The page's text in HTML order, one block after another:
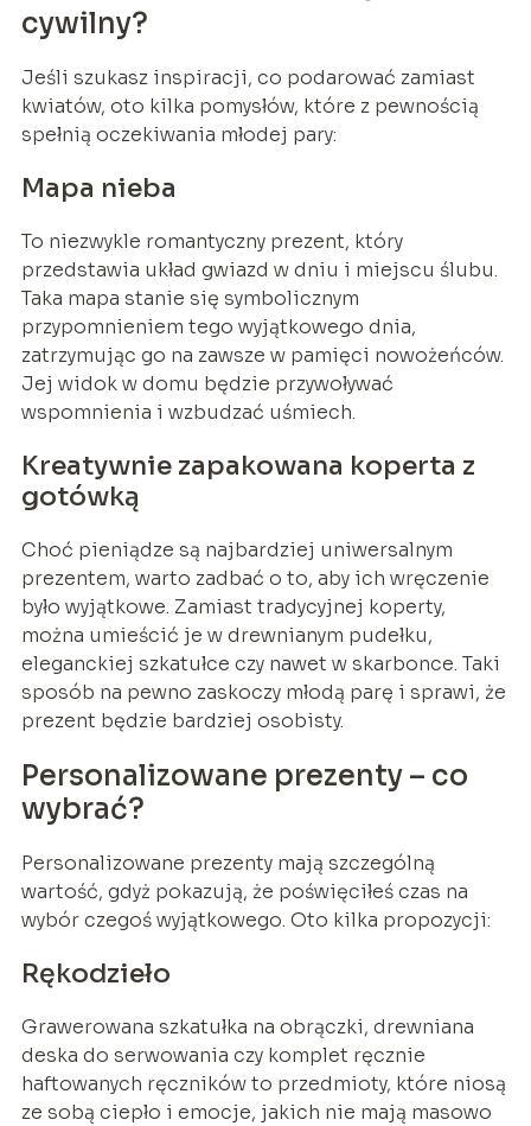
cywilny?
Jeśli szukasz inspiracji, co podarować zamiast
kwiatów, oto kilka pomysłów, które z pewnością
spełnią oczekiwania młodej pary:
Mapa nieba
To niezwykle romantyczny prezent, który
przedstawia układ gwiazd w dniu i miejscu ślubu.
Taka mapa stanie się symbolicznym
przypomnieniem tego wyjątkowego dnia,
zatrzymując go na zawsze w pamięci nowożeńców.
Jej widok w domu będzie przywoływać
wspomnienia i wzbudzać uśmiech.
Kreatywnie zapakowana koperta z
gotówką
Choć pieniądze są najbardziej uniwersalnym
prezentem, warto zadbać o to, aby ich wręczenie
było wyjątkowe. Zamiast tradycyjnej koperty,
można umieścić je w drewnianym pudełku,
eleganckiej szkatułce czy nawet w skarbonce. Taki
sposób na pewno zaskoczy młodą parę i sprawi, że
prezent będzie bardziej osobisty.
Personalizowane prezenty – co
wybrać?
Personalizowane prezenty mają szczególną
wartość, gdyż pokazują, że poświęciłeś czas na
wybór czegoś wyjątkowego. Oto kilka propozycji:
Rękodzieło
Grawerowana szkatułka na obrączki, drewniana
deska do serwowania czy komplet ręcznie
haftowanych ręczników to przedmioty, które niosą
ze sobą ciepło i emocje, jakich nie mają masowo